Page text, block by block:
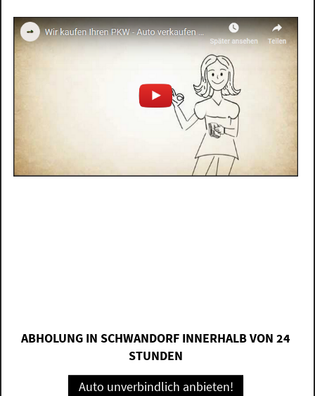
ABHOLUNG IN SCHWANDORF INNERHALB VON 24
STUNDEN
Auto unverbindlich anbieten!